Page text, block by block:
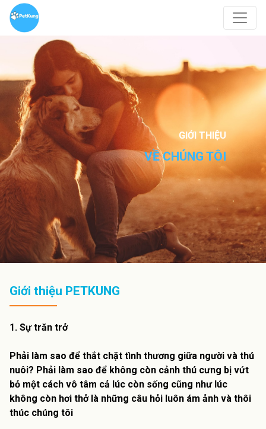
GIỚI THIỆU
VỀ CHÚNG TÔI
Giới thiệu PETKUNG
1. Sự trăn trở
Phải làm sao để thắt chặt tình thương giữa người và thú
nuôi? Phải làm sao để không còn cảnh thú cưng bị vứt
bỏ một cách vô tâm cả lúc còn sống cũng như lúc
không còn hơi thở là những câu hỏi luôn ám ảnh và thôi
thúc chúng tôi